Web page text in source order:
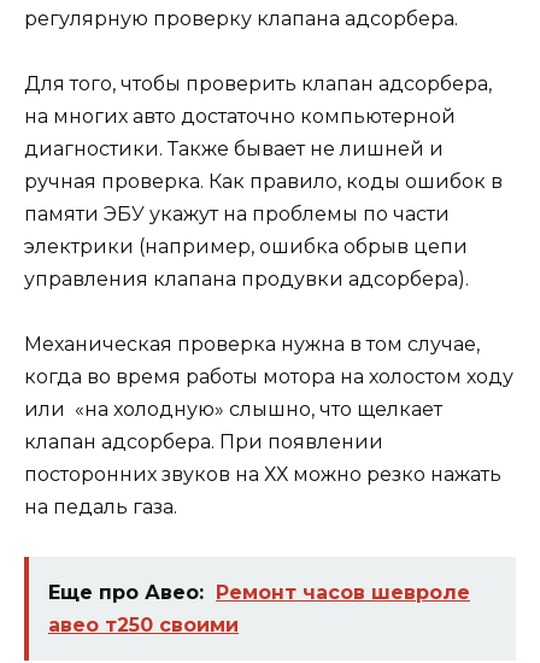
регулярную проверку клапана адсорбера.
Для того, чтобы проверить клапан адсорбера,
на многих авто достаточно компьютерной
диагностики. Также бывает не лишней и
ручная проверка. Как правило, коды ошибок в
памяти ЭБУ укажут на проблемы по части
электрики (например, ошибка обрыв цепи
управления клапана продувки адсорбера).
Механическая проверка нужна в том случае,
когда во время работы мотора на холостом ходу
или «на холодную» слышно, что щелкает
клапан адсорбера. При появлении
посторонних звуков на ХХ можно резко нажать
на педаль газа.
Еще про Авео: Ремонт часов шевроле
авео т250 своими